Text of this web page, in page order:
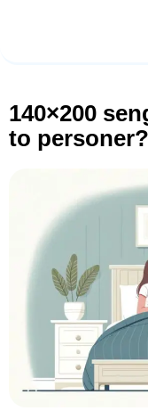
140×200
to personer?